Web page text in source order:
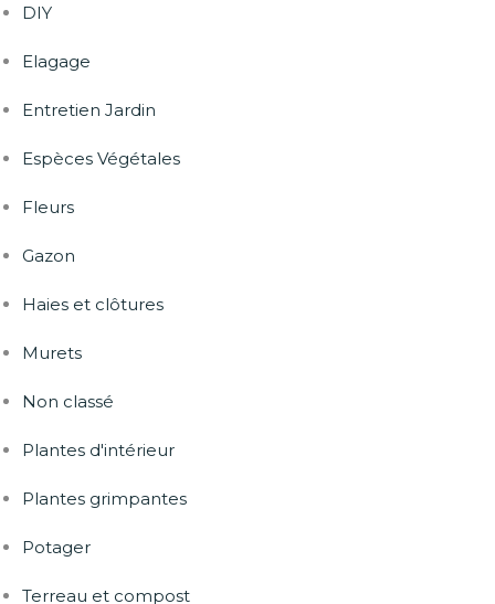
DIY
Elagage
Entretien Jardin
Espèces Végétales
Fleurs
Gazon
Haies et clôtures
Murets
Non classé
Plantes d'intérieur
Plantes grimpantes
Potager
Terreau et compost